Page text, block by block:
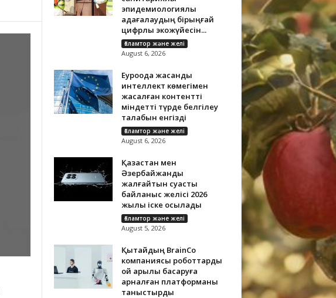
эпидемиологиялық
қадағалаудың бірыңғай
цифрлық экожүйесін...
Ғаламтор және желі
August 6, 2026
Еуроодақ жасанды
интеллект көмегімен
жасалған контентті
міндетті түрде белгілеу
талабын енгізді
Ғаламтор және желі
August 6, 2026
Қазақстан мен
Әзербайжанды
жалғайтын суасты
байланыс желісі 2026
жылы іске қосылады
Ғаламтор және желі
August 5, 2026
Қытайдың BrainCo
компаниясы роботтарды
ой арқылы басқаруға
арналған платформаны
таныстырды